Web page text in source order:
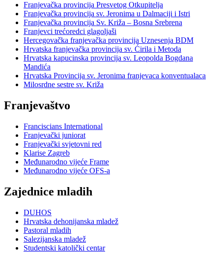
Franjevačka provincija Presvetog Otkupitelja
Franjevačka provincija sv. Jeronima u Dalmaciji i Istri
Franjevačka provincija Sv. Križa – Bosna Srebrena
Franjevci trećoredci glagoljaši
Hercegovačka franjevačka provincija Uznesenja BDM
Hrvatska franjevačka provincija sv. Ćirila i Metoda
Hrvatska kapucinska provincija sv. Leopolda Bogdana
Mandića
Hrvatska Provincija sv. Jeronima franjevaca konventualaca
Milosrdne sestre sv. Križa
Franjevaštvo
Franciscians International
Franjevački juniorat
Franjevački svjetovni red
Klarise Zagreb
Međunarodno vijeće Frame
Međunarodno vijeće OFS-a
Zajednice mladih
DUHOS
Hrvatska dehonijanska mladež
Pastoral mladih
Salezijanska mladež
Studentski katolički centar